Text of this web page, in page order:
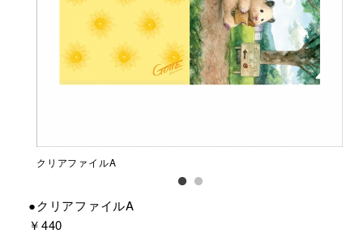
クリアファイルA
●クリアファイルA
￥440